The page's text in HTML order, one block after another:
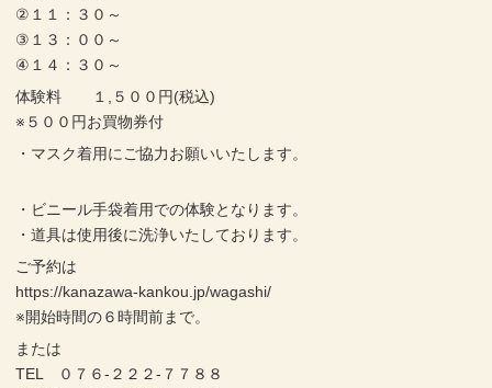
②１１：３０～
③１３：００～
④１４：３０～
体験料 １,５００円(税込)
※５００円お買物券付
・マスク着用にご協力お願いいたします。
・ビニール手袋着用での体験となります。
・道具は使用後に洗浄いたしております。
ご予約は
https://kanazawa-kankou.jp/wagashi/
※開始時間の６時間前まで。
または
TEL ０７６-２２２-７７８８